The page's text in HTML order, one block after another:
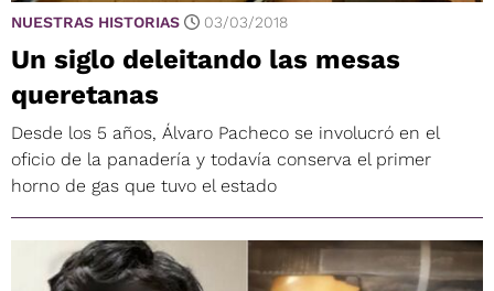
NUESTRAS HISTORIAS 03/03/2018
Un siglo deleitando las mesas
queretanas
Desde los 5 años, Álvaro Pacheco se involucró en el
oficio de la panadería y todavía conserva el primer
horno de gas que tuvo el estado